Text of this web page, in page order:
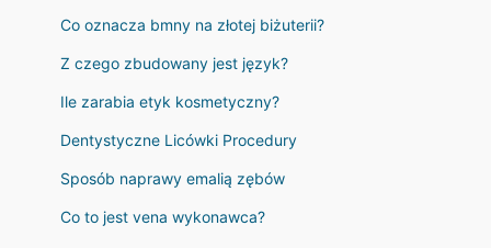
Co oznacza bmny na złotej biżuterii?
Z czego zbudowany jest język?
Ile zarabia etyk kosmetyczny?
Dentystyczne Licówki Procedury
Sposób naprawy emalią zębów
Co to jest vena wykonawca?